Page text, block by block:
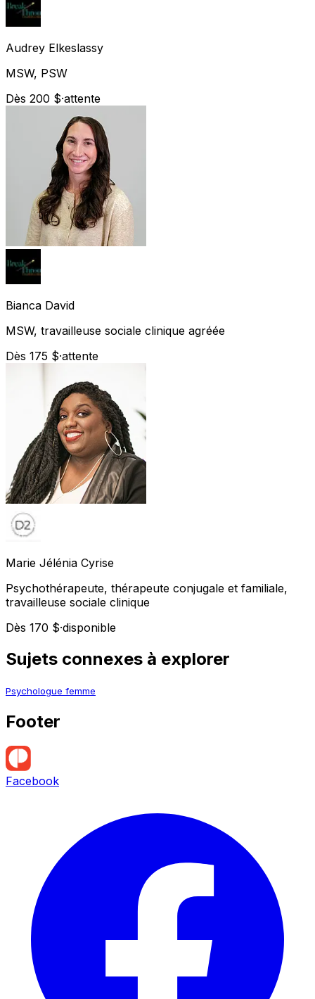
Audrey Elkeslassy
MSW, PSW
Dès 200 $·attente
Bianca David
MSW, travailleuse sociale clinique agréée
Dès 175 $·attente
Marie Jélénia Cyrise
Psychothérapeute, thérapeute conjugale et familiale,
travailleuse sociale clinique
Dès 170 $·disponible
Sujets connexes à explorer
Psychologue femme
Footer
Facebook